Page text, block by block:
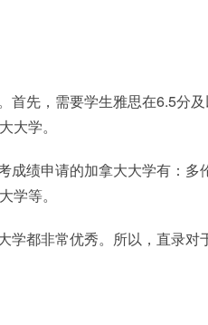
先，需要学生雅思在6.5分
大学。
绩申请的加拿大大学有：多
学等。
都非常优秀。所以，直录对